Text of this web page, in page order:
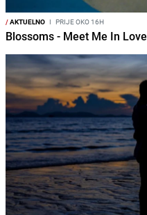
/AKTUELNO I PRIJE OKO 16H
Blossoms - Meet Me In Love